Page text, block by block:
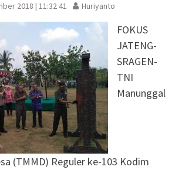
2018 | 11:32 41 Huriyanto
FOKUS
JATENG-
SRAGEN-
TNI
Manunggal
(TMMD) Reguler ke-103 Kodim